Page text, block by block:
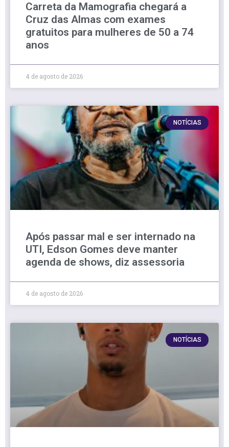
Carreta da Mamografia chegará a
Cruz das Almas com exames
gratuitos para mulheres de 50 a 74
anos
4 de agosto de 2026
NOTÍCIAS
Após passar mal e ser internado na
UTI, Edson Gomes deve manter
agenda de shows, diz assessoria
4 de agosto de 2026
NOTÍCIAS